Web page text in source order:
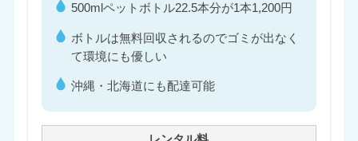
500mlペットボトル22.5本分が1本1,200円
ボトルは無料回収されるのでゴミが出なく
て環境にも優しい
沖縄・北海道にも配達可能